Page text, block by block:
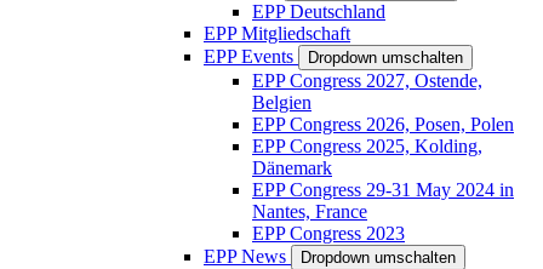
EPP Deutschland
EPP Mitgliedschaft
EPP Events
Dropdown umschalten
EPP Congress 2027, Ostende,
Belgien
EPP Congress 2026, Posen, Polen
EPP Congress 2025, Kolding,
Dänemark
EPP Congress 29-31 May 2024 in
Nantes, France
EPP Congress 2023
EPP News
Dropdown umschalten